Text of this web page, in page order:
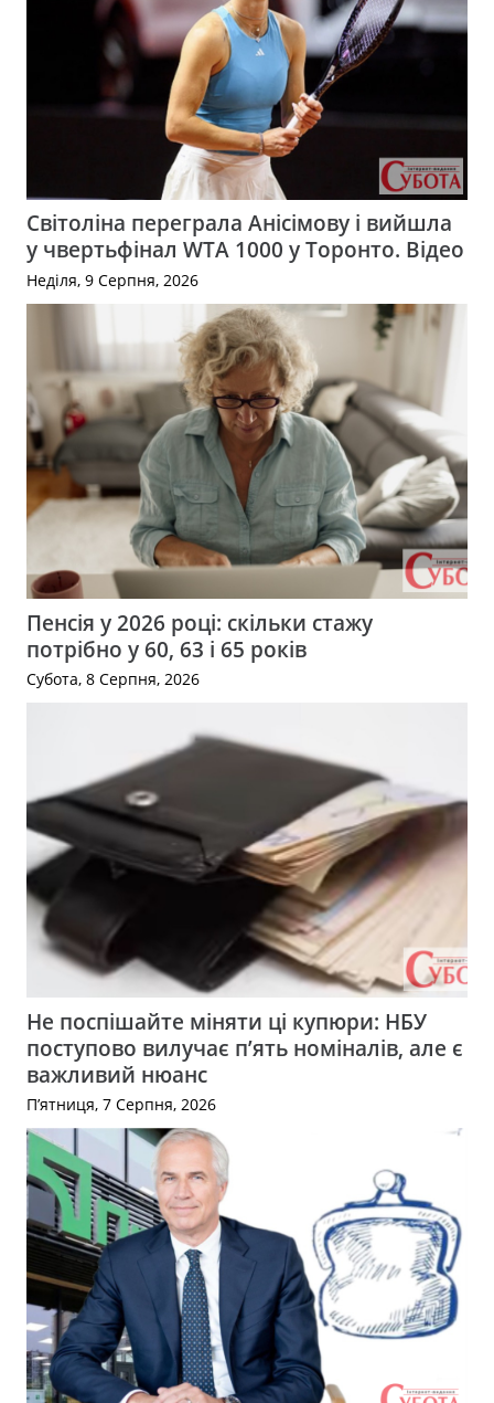
Світоліна переграла Анісімову і вийшла
у чвертьфінал WTA 1000 у Торонто. Відео
Неділя, 9 Серпня, 2026
Пенсія у 2026 році: скільки стажу
потрібно у 60, 63 і 65 років
Субота, 8 Серпня, 2026
Не поспішайте міняти ці купюри: НБУ
поступово вилучає п’ять номіналів, але є
важливий нюанс
П’ятниця, 7 Серпня, 2026